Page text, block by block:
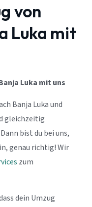
von
Luka mit
Luka mit uns
Banja Luka und
gleichzeitig
bist du bei uns,
genau richtig! Wir
zum
dein Umzug